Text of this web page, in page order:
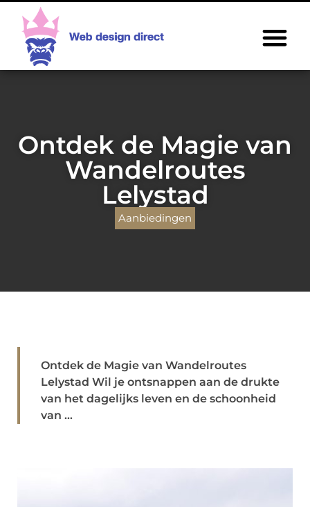
Ontdek de Magie van
Wandelroutes
Lelystad
Aanbiedingen
Ontdek de Magie van Wandelroutes
Lelystad Wil je ontsnappen aan de drukte
van het dagelijks leven en de schoonheid
van ...